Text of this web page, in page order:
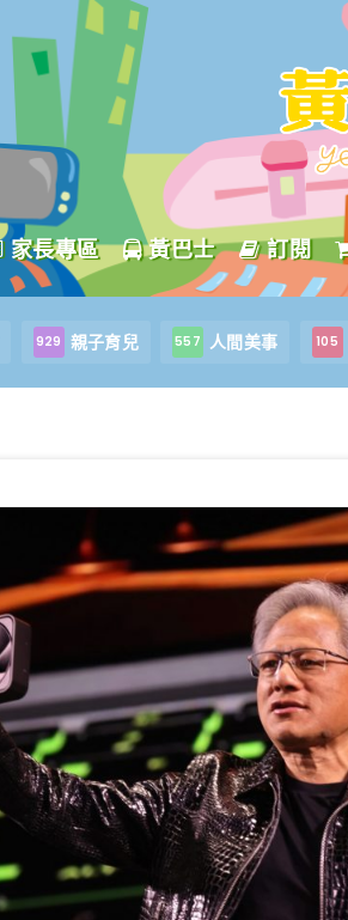
家長專區 黃巴士 訂閱
929 親子育兒 557 人間美事 105